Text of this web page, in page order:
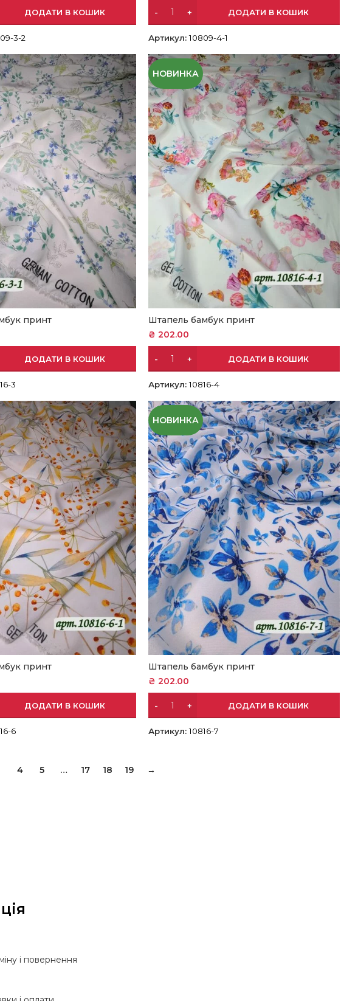
ДОДАТИ В КОШИК
3-2
ДОДАТИ В КОШИК
Артикул:10809-4-1
принт
ДОДАТИ В КОШИК
3
НОВИНКА
Штапель бамбук принт
₴ 202.00
ДОДАТИ В КОШИК
Артикул:10816-4
принт
ДОДАТИ В КОШИК
6
НОВИНКА
Штапель бамбук принт
₴ 202.00
ДОДАТИ В КОШИК
Артикул:10816-7
4 5 … 17 18 19 →
і повернення